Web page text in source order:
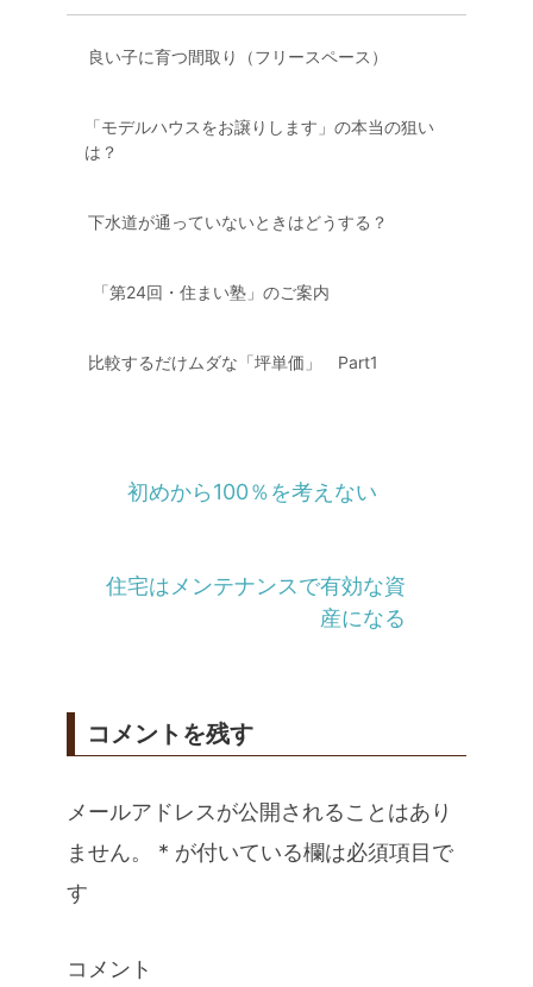
良い子に育つ間取り（フリースペース）
「モデルハウスをお譲りします」の本当の狙い
は？
下水道が通っていないときはどうする？
「第24回・住まい塾」のご案内
比較するだけムダな「坪単価」 Part1
初めから100％を考えない
住宅はメンテナンスで有効な資
産になる
コメントを残す
メールアドレスが公開されることはあり
ません。
* が付いている欄は必須項目で
す
コメント